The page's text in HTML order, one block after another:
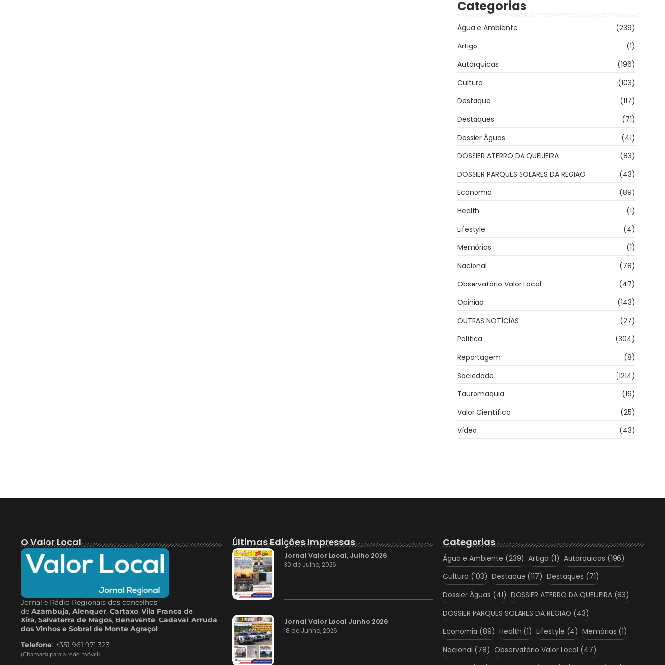
Categorias
Água e Ambiente
(239)
Artigo
(1)
Autárquicas
(196)
Cultura
(103)
Destaque
(117)
Destaques
(71)
Dossier Águas
(41)
DOSSIER ATERRO DA QUEIJEIRA
(83)
DOSSIER PARQUES SOLARES DA REGIÃO
(43)
Economia
(89)
Health
(1)
Lifestyle
(4)
Memórias
(1)
Nacional
(78)
Observatório Valor Local
(47)
Opinião
(143)
OUTRAS NOTÍCIAS
(27)
Política
(304)
Reportagem
(8)
Sociedade
(1214)
Tauromaquia
(16)
Valor Científico
(25)
Vídeo
(43)
O Valor Local
Jornal e Rádio Regionais dos concelhos
de Azambuja, Alenquer, Cartaxo, Vila Franca de
Xira, Salvaterra de Magos, Benavente, Cadaval, Arruda
dos Vinhos e Sobral de Monte Agraçol
Telefone: +351 961 971 323
(Chamada para a rede móvel)
Últimas Edições Impressas
Jornal Valor Local, Julho 2026
30 de Julho, 2026
Jornal Valor Local Junho 2026
18 de Junho, 2026
Categorias
Água e Ambiente (239) Artigo (1) Autárquicas (196)
Cultura (103) Destaque (117) Destaques (71)
Dossier Águas (41) DOSSIER ATERRO DA QUEIJEIRA (83)
DOSSIER PARQUES SOLARES DA REGIÃO (43)
Economia (89) Health (1) Lifestyle (4) Memórias (1)
Nacional (78) Observatório Valor Local (47)